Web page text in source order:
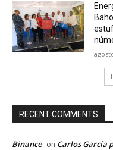
RECENT COMMENTS
Binance on Carlos García